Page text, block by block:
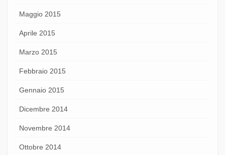
Maggio 2015
Aprile 2015
Marzo 2015
Febbraio 2015
Gennaio 2015
Dicembre 2014
Novembre 2014
Ottobre 2014